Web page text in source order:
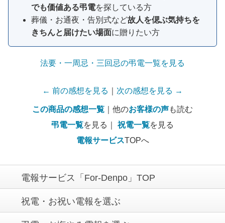
でも価値ある弔電を探している方
葬儀・お通夜・告別式など故人を偲ぶ気持ちを
きちんと届けたい場面に贈りたい方
法要・一周忌・三回忌の弔電一覧を見る
← 前の感想を見る 次の感想を見る →
この商品の感想一覧 ｜他のお客様の声も読む
弔電一覧を見る｜祝電一覧を見る
電報サービスTOPへ
電報サービス「For-Denpo」TOP
祝電・お祝い電報を選ぶ